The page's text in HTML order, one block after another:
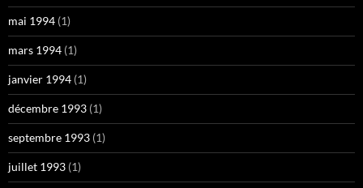
mai 1994 (1)
mars 1994 (1)
janvier 1994 (1)
décembre 1993 (1)
septembre 1993 (1)
juillet 1993 (1)